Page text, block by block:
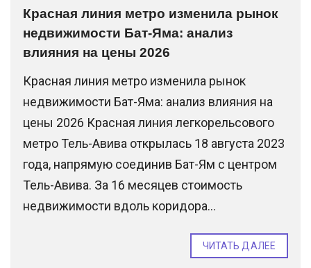
Красная линия метро изменила рынок
недвижимости Бат-Яма: анализ
влияния на цены 2026
Красная линия метро изменила рынок
недвижимости Бат-Яма: анализ влияния на
цены 2026 Красная линия легкорельсового
метро Тель-Авива открылась 18 августа 2023
года, напрямую соединив Бат-Ям с центром
Тель-Авива. За 16 месяцев стоимость
недвижимости вдоль коридора...
ЧИТАТЬ ДАЛЕЕ